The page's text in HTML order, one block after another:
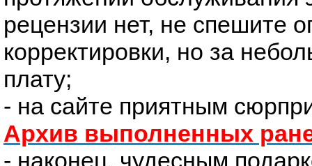
рецензии нет, не спешите
корректировки, но за
плату;
- на сайте приятным
Архив выполненных
- наконец, чудесным